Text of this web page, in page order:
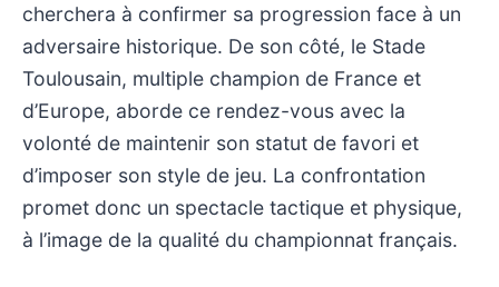
cherchera à confirmer sa progression face à un
adversaire historique. De son côté, le Stade
Toulousain, multiple champion de France et
d’Europe, aborde ce rendez-vous avec la
volonté de maintenir son statut de favori et
d’imposer son style de jeu. La confrontation
promet donc un spectacle tactique et physique,
à l’image de la qualité du championnat français.